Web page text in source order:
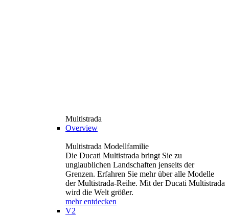
Multistrada
Overview
Multistrada Modellfamilie
Die Ducati Multistrada bringt Sie zu
unglaublichen Landschaften jenseits der
Grenzen. Erfahren Sie mehr über alle Modelle
der Multistrada-Reihe. Mit der Ducati Multistrada
wird die Welt größer.
mehr entdecken
V2